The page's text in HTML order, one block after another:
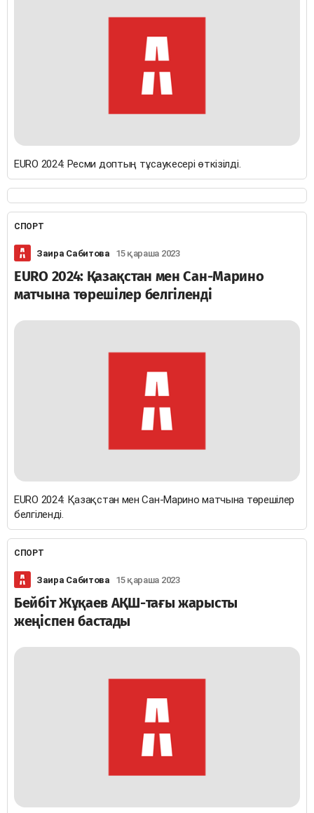
EURO 2024: Ресми доптың тұсаукесері өткізілді.
СПОРТ
Заира Сабитова 15 қараша 2023
EURO 2024: Қазақстан мен Сан-Марино
матчына төрешілер белгіленді
EURO 2024: Қазақстан мен Сан-Марино матчына төрешілер
белгіленді.
СПОРТ
Заира Сабитова 15 қараша 2023
Бейбіт Жұқаев АҚШ-тағы жарысты
жеңіспен бастады